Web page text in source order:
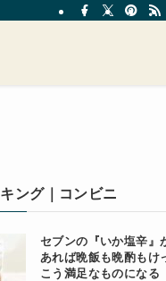
ング｜コンビニ
セブンの『いか塩辛』
あれば晩飯も晩酌もけ
こう満足なものになる